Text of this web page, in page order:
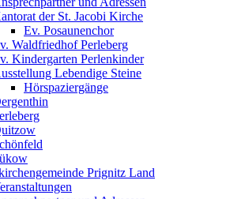
der St. Jacobi Kirche
Ev. Posaunenchor
Waldfriedhof Perleberg
Kindergarten Perlenkinder
Lebendige Steine
Hörspaziergänge
Prignitz Land